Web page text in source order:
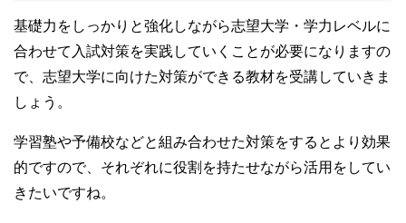
基礎力をしっかりと強化しながら志望大学・学力レベルに
合わせて入試対策を実践していくことが必要になりますの
で、志望大学に向けた対策ができる教材を受講していきま
しょう。
学習塾や予備校などと組み合わせた対策をするとより効果
的ですので、それぞれに役割を持たせながら活用をしてい
きたいですね。